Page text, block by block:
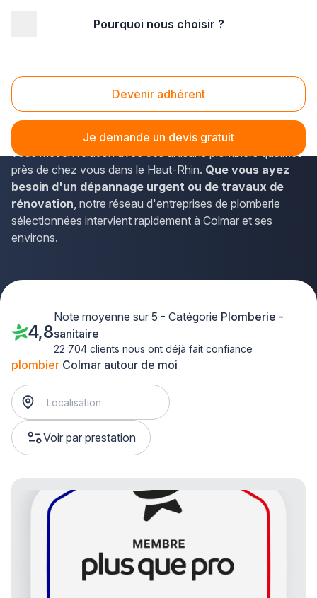
Pourquoi nous choisir ?
Devenir adhérent
Je demande un devis gratuit
Plombier Colmar (68000)
Vous recherchez unplombier de confiance à Colmar
pour vos travaux de plomberie ? La solution Plus que pro
vous met en relation avec des artisans plombiers qualifiés
près de chez vous dans le Haut-Rhin. Que vous ayez
besoin d'un dépannage urgent ou de travaux de
rénovation, notre réseau d'entreprises de plomberie
sélectionnées intervient rapidement à Colmar et ses
environs.
plombier Colmar autour de moi
Voir par prestation
4,8
Note moyenne sur 5 - Catégorie Plomberie -
sanitaire
22 704 clients nous ont déjà fait confiance